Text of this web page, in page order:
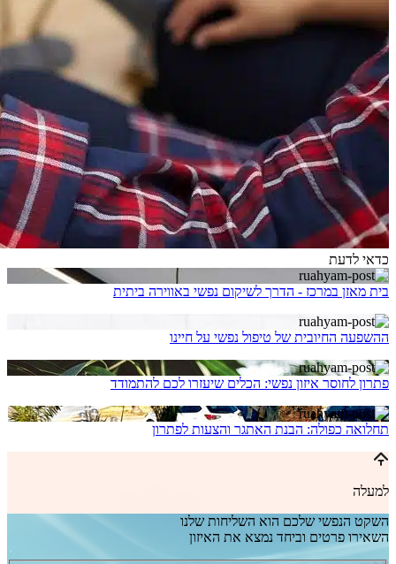
כדאי לדעת
בית מאזן במרכז - הדרך לשיקום נפשי באווירה ביתית
ההשפעה החיובית של טיפול נפשי על חיינו
פתרון לחוסר איזון נפשי: הכלים שיעזרו לכם להתמודד
תחלואה כפולה: הבנת האתגר והצעות לפתרון
למעלה
השקט הנפשי שלכם הוא השליחות שלנו
השאירו פרטים וביחד נמצא את האיזון